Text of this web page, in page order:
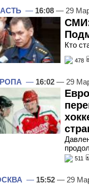
— 16:08 — 29
Кто
478
— 16:02 — 29
511
— 15:52 — 29